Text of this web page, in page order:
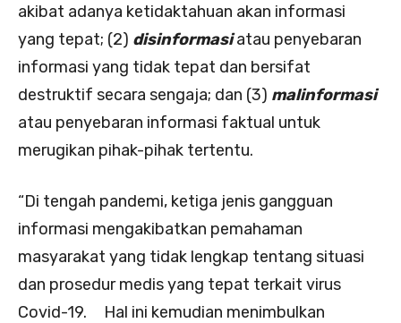
akibat adanya ketidaktahuan akan informasi
yang tepat; (2) disinformasiatau penyebaran
informasi yang tidak tepat dan bersifat
destruktif secara sengaja; dan (3) malinformasi
atau penyebaran informasi faktual untuk
merugikan pihak-pihak tertentu.
“Di tengah pandemi, ketiga jenis gangguan
informasi mengakibatkan pemahaman
masyarakat yang tidak lengkap tentang situasi
dan prosedur medis yang tepat terkait virus
Covid-19. Hal ini kemudian menimbulkan